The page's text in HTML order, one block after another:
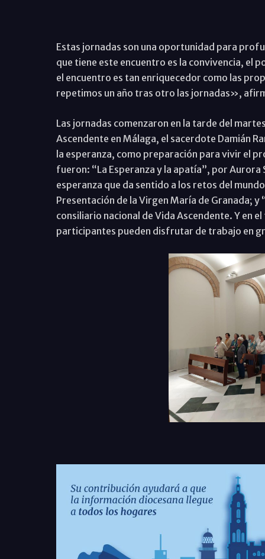
Estas jornadas son una oportunidad para
que tiene este encuentro es la convivencia, el
el encuentro es tan enriquecedor como las
repetimos un año tras otro las jornadas»,
Las jornadas comenzaron en la tarde del
Ascendente en Málaga, el sacerdote Damián
la esperanza, como preparación para vivir el
fueron: “La Esperanza y la apatía”, por
esperanza que da sentido a los retos del
Presentación de la Virgen María de Granada; y
consiliario nacional de Vida Ascendente. Y en
participantes pueden disfrutar de trabajo en